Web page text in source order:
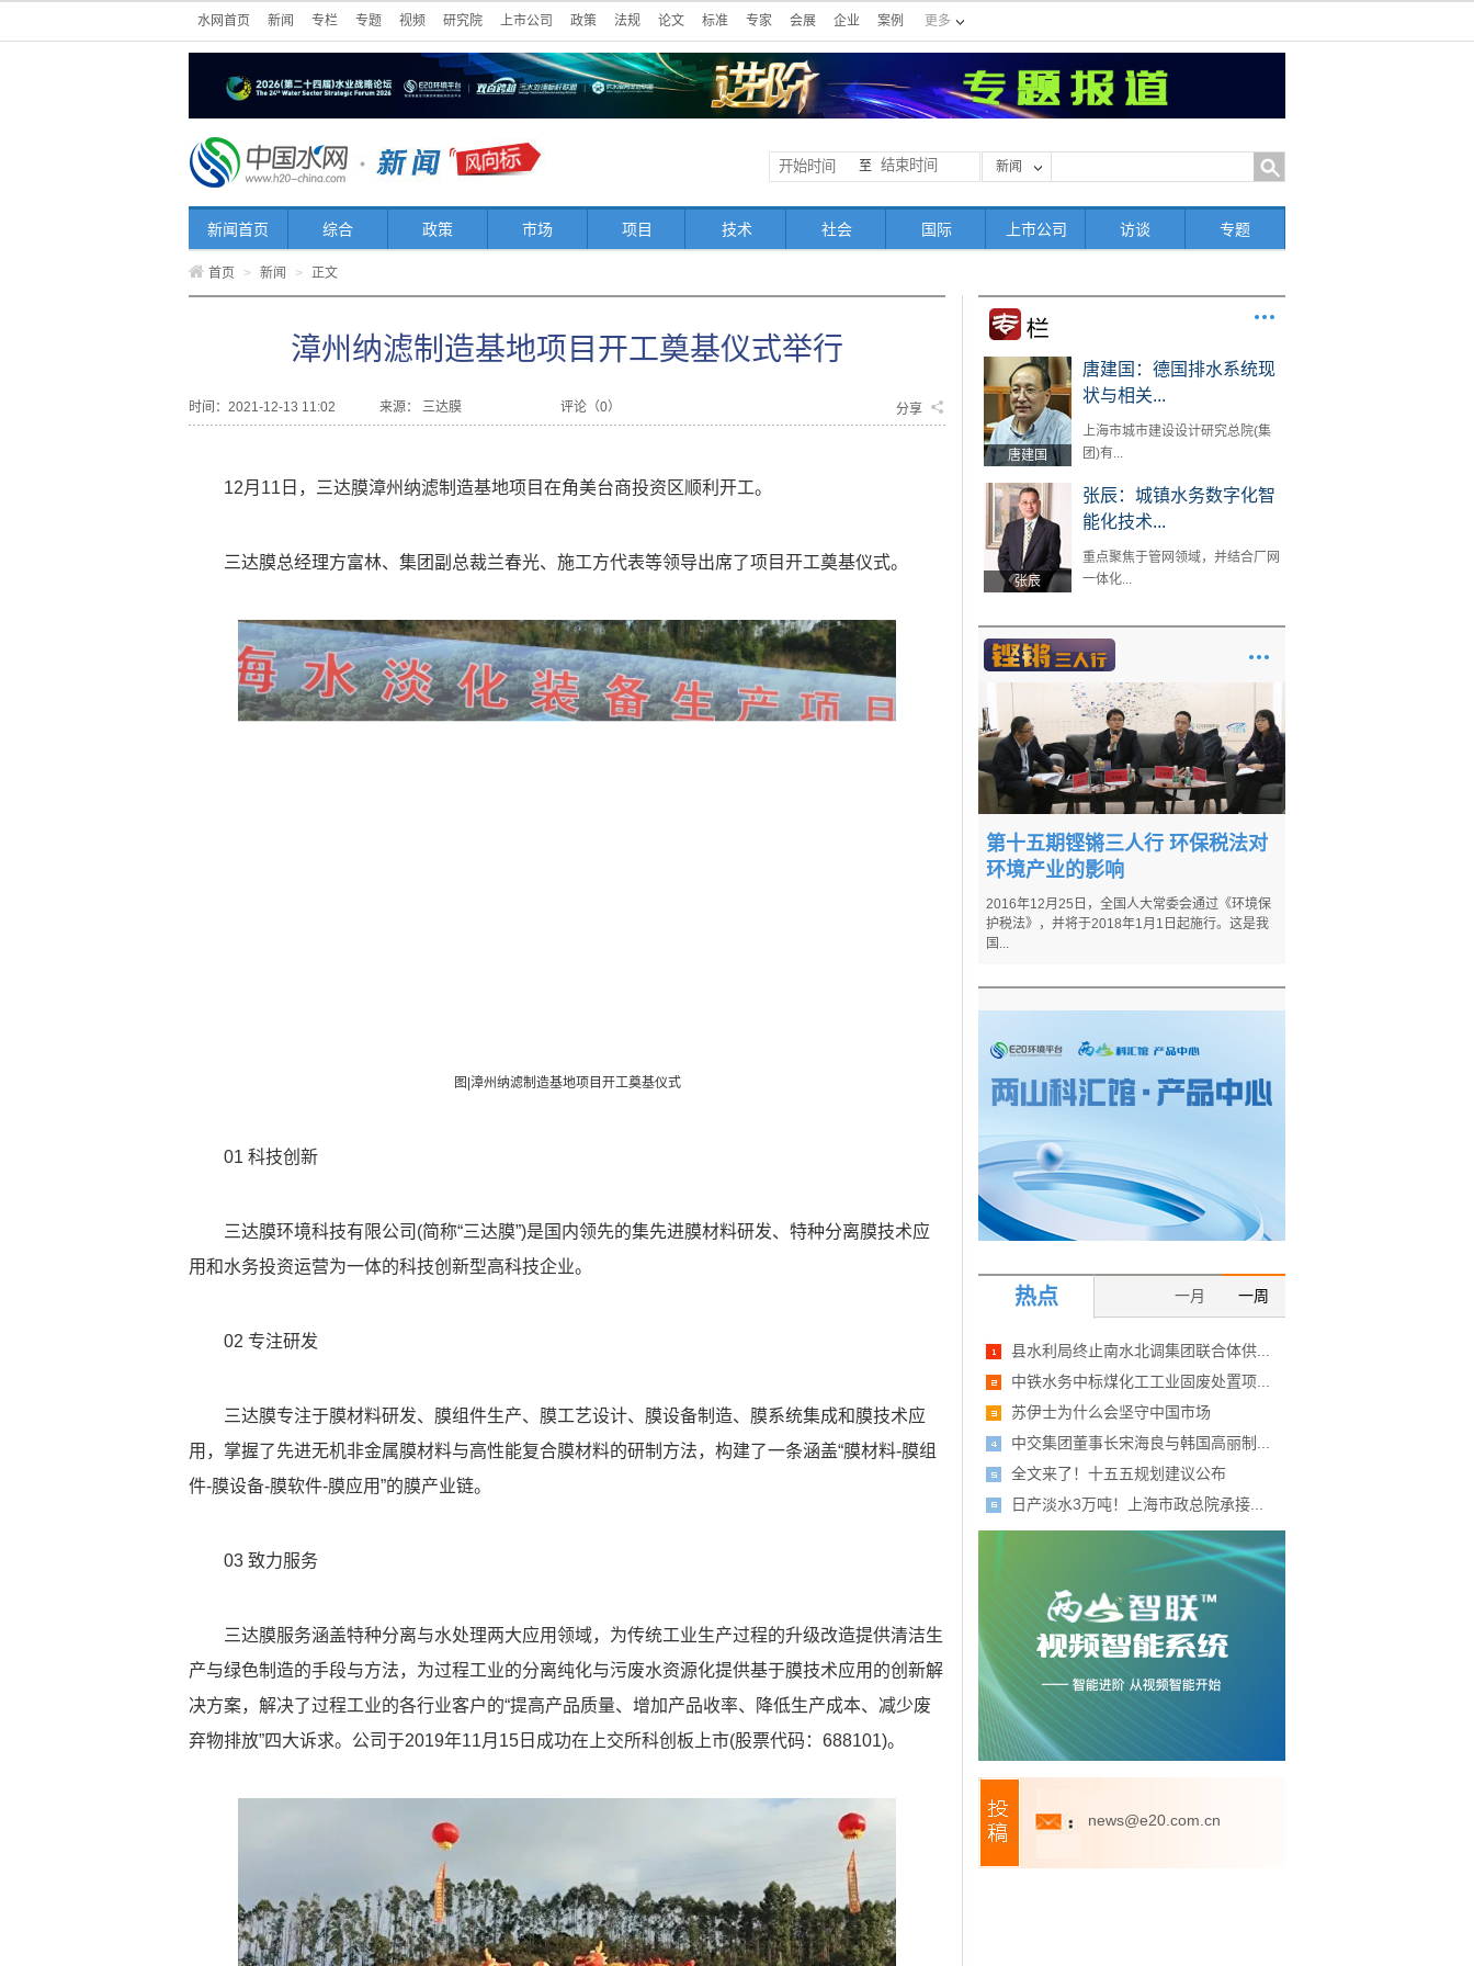
水网首页 新闻 专栏 专题 视频 研究院 上市公司 政策 法规 论文 标准 专家 会展 企业 案例 更多
至 新闻
新闻首页 综合 政策 市场 项目 技术 社会 国际 上市公司 访谈 专题
首页 > 新闻 > 正文
漳州纳滤制造基地项目开工奠基仪式举行
时间：2021-12-13 11:02 来源： 三达膜 评论（0） 分享
12月11日，三达膜漳州纳滤制造基地项目在角美台商投资区顺利开工。
三达膜总经理方富林、集团副总裁兰春光、施工方代表等领导出席了项目开工奠基仪式。
图|漳州纳滤制造基地项目开工奠基仪式
01 科技创新
三达膜环境科技有限公司(简称“三达膜”)是国内领先的集先进膜材料研发、特种分离膜技术应
用和水务投资运营为一体的科技创新型高科技企业。
02 专注研发
三达膜专注于膜材料研发、膜组件生产、膜工艺设计、膜设备制造、膜系统集成和膜技术应
用，掌握了先进无机非金属膜材料与高性能复合膜材料的研制方法，构建了一条涵盖“膜材料-膜组
件-膜设备-膜软件-膜应用”的膜产业链。
03 致力服务
三达膜服务涵盖特种分离与水处理两大应用领域，为传统工业生产过程的升级改造提供清洁生
产与绿色制造的手段与方法，为过程工业的分离纯化与污废水资源化提供基于膜技术应用的创新解
决方案，解决了过程工业的各行业客户的“提高产品质量、增加产品收率、降低生产成本、减少废
弃物排放”四大诉求。公司于2019年11月15日成功在上交所科创板上市(股票代码：688101)。
唐建国
唐建国：德国排水系统现
状与相关...
上海市城市建设设计研究总院(集
团)有...
张辰
张辰：城镇水务数字化智
能化技术...
重点聚焦于管网领域，并结合厂网
一体化...
第十五期铿锵三人行 环保税法对
环境产业的影响
2016年12月25日，全国人大常委会通过《环境保
护税法》，并将于2018年1月1日起施行。这是我
国...
热点 一周
一月
县水利局终止南水北调集团联合体供...
中铁水务中标煤化工工业固废处置项...
苏伊士为什么会坚守中国市场
中交集团董事长宋海良与韩国高丽制...
全文来了！十五五规划建议公布
日产淡水3万吨！上海市政总院承接...
news@e20.com.cn